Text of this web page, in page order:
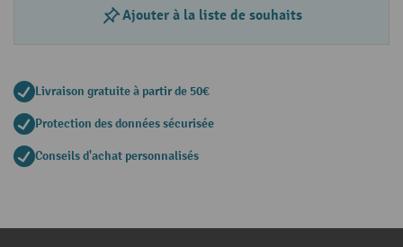
Ajouter à la liste de souhaits
Livraison gratuite à partir de 50€
Protection des données sécurisée
Conseils d'achat personnalisés